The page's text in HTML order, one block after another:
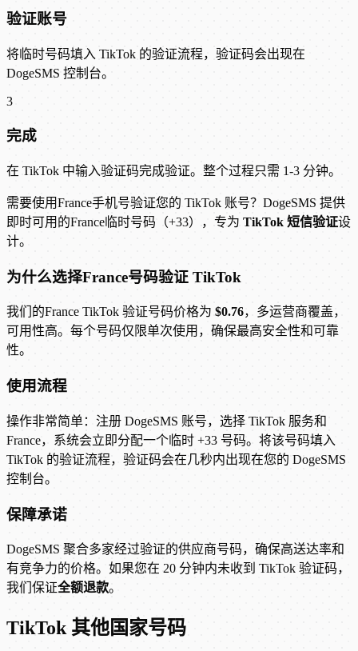
验证账号
将临时号码填入 TikTok 的验证流程，验证码会出现在
DogeSMS 控制台。
3
完成
在 TikTok 中输入验证码完成验证。整个过程只需 1-3 分钟。
需要使用France手机号验证您的 TikTok 账号？DogeSMS 提供
即时可用的France临时号码（+33），专为 TikTok 短信验证设
计。
为什么选择France号码验证 TikTok
我们的France TikTok 验证号码价格为 $0.76，多运营商覆盖，
可用性高。每个号码仅限单次使用，确保最高安全性和可靠
性。
使用流程
操作非常简单：注册 DogeSMS 账号，选择 TikTok 服务和
France，系统会立即分配一个临时 +33 号码。将该号码填入
TikTok 的验证流程，验证码会在几秒内出现在您的 DogeSMS
控制台。
保障承诺
DogeSMS 聚合多家经过验证的供应商号码，确保高送达率和
有竞争力的价格。如果您在 20 分钟内未收到 TikTok 验证码，
我们保证全额退款。
TikTok 其他国家号码